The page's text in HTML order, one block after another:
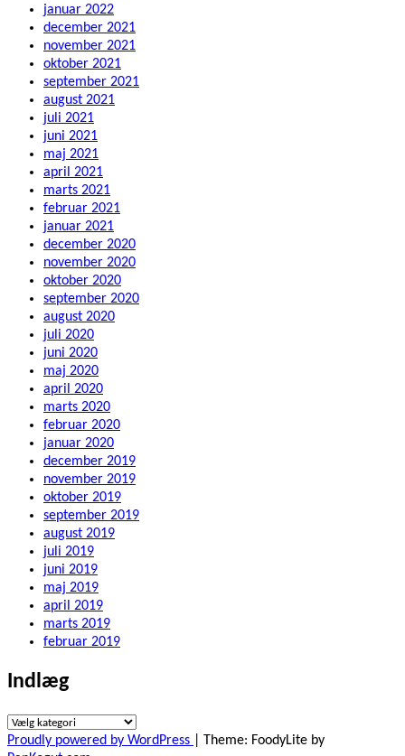
januar 2022
december 2021
november 2021
oktober 2021
september 2021
august 2021
juli 2021
juni 2021
maj 2021
april 2021
marts 2021
februar 2021
januar 2021
december 2020
november 2020
oktober 2020
september 2020
august 2020
juli 2020
juni 2020
maj 2020
april 2020
marts 2020
februar 2020
januar 2020
december 2019
november 2019
oktober 2019
september 2019
august 2019
juli 2019
juni 2019
maj 2019
april 2019
marts 2019
februar 2019
Indlæg
Indlæg
Proudly powered by WordPress
Theme: FoodyLite by